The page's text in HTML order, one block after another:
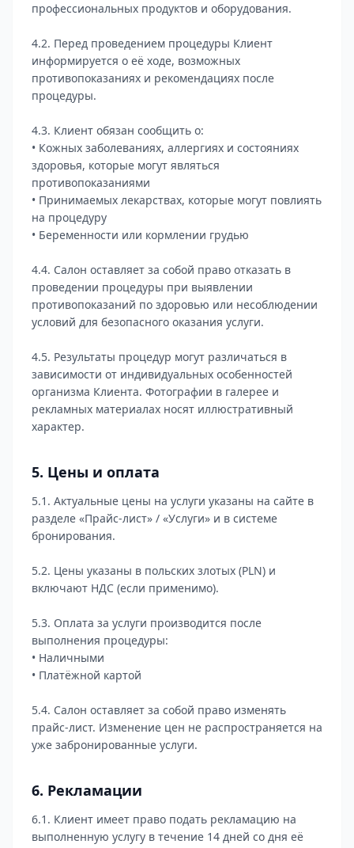
профессиональных продуктов и оборудования.
4.2. Перед проведением процедуры Клиент
информируется о её ходе, возможных
противопоказаниях и рекомендациях после
процедуры.
4.3. Клиент обязан сообщить о:
• Кожных заболеваниях, аллергиях и состояниях
здоровья, которые могут являться
противопоказаниями
• Принимаемых лекарствах, которые могут повлиять
на процедуру
• Беременности или кормлении грудью
4.4. Салон оставляет за собой право отказать в
проведении процедуры при выявлении
противопоказаний по здоровью или несоблюдении
условий для безопасного оказания услуги.
4.5. Результаты процедур могут различаться в
зависимости от индивидуальных особенностей
организма Клиента. Фотографии в галерее и
рекламных материалах носят иллюстративный
характер.
5. Цены и оплата
5.1. Актуальные цены на услуги указаны на сайте в
разделе «Прайс-лист» / «Услуги» и в системе
бронирования.
5.2. Цены указаны в польских злотых (PLN) и
включают НДС (если применимо).
5.3. Оплата за услуги производится после
выполнения процедуры:
• Наличными
• Платёжной картой
5.4. Салон оставляет за собой право изменять
прайс-лист. Изменение цен не распространяется на
уже забронированные услуги.
6. Рекламации
6.1. Клиент имеет право подать рекламацию на
выполненную услугу в течение 14 дней со дня её